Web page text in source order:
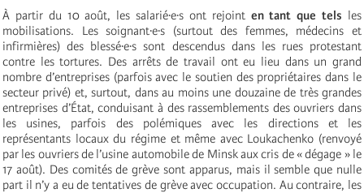
À partir du 10 août, les salarié·e·s ont rejoint en tant que tels les
mobilisations. Les soignant∙e∙s (surtout des femmes, médecins et
infirmières) des blessé∙e∙s sont descendus dans les rues protestant
contre les tortures. Des arrêts de travail ont eu lieu dans un grand
nombre d’entreprises (parfois avec le soutien des propriétaires dans le
secteur privé) et, surtout, dans au moins une douzaine de très grandes
entreprises d’État, conduisant à des rassemblements des ouvriers dans
les usines, parfois des polémiques avec les directions et les
représentants locaux du régime et même avec Loukachenko (renvoyé
par les ouvriers de l’usine automobile de Minsk aux cris de « dégage » le
17 août). Des comités de grève sont apparus, mais il semble que nulle
part il n’y a eu de tentatives de grève avec occupation. Au contraire, les